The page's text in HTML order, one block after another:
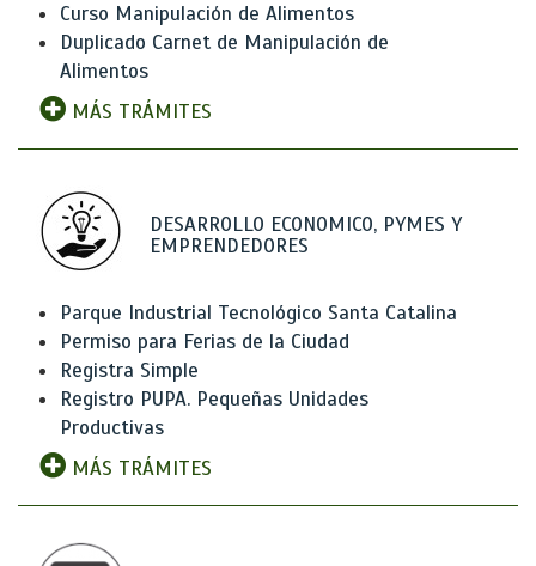
Curso Manipulación de Alimentos
Duplicado Carnet de Manipulación de
Alimentos
MÁS TRÁMITES
DESARROLLO ECONOMICO, PYMES Y
EMPRENDEDORES
Parque Industrial Tecnológico Santa Catalina
Permiso para Ferias de la Ciudad
Registra Simple
Registro PUPA. Pequeñas Unidades
Productivas
MÁS TRÁMITES